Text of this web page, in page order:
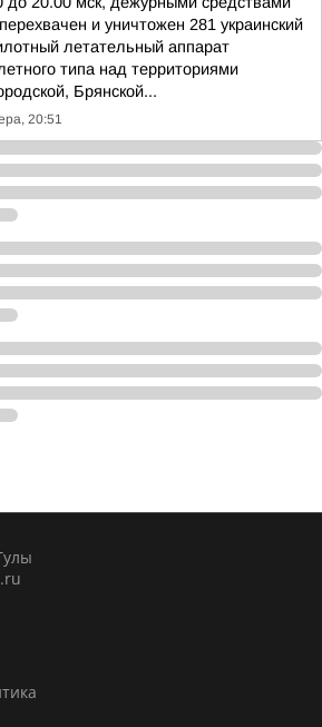
и уничтожен 281 украинский
летательный аппарат
типа над территориями
Брянской...
20:51